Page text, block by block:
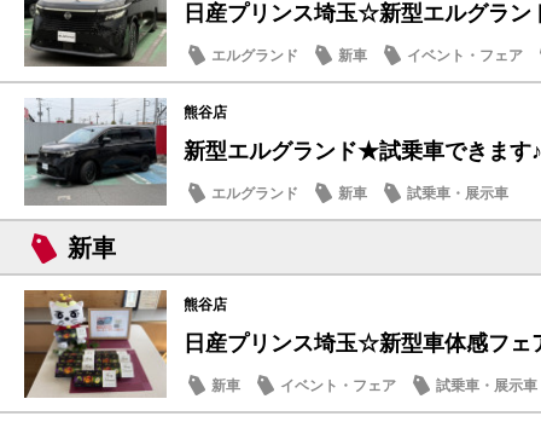
日産プリンス埼玉☆新型エルグラ
エルグランド 新車 イベント・フェア
熊谷店
新型エルグランド★試乗車できます♪
エルグランド 新車 試乗車・展示車
新車
熊谷店
日産プリンス埼玉☆新型車体感フ
新車 イベント・フェア 試乗車・展示車